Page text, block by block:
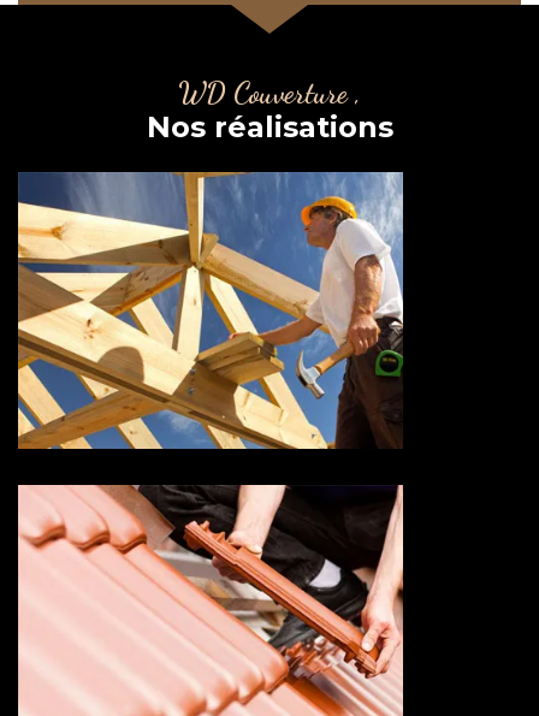
WD Couverture ,
Nos réalisations
Couvreur charpentier 73
Savoie
Devis changement de tuile 73